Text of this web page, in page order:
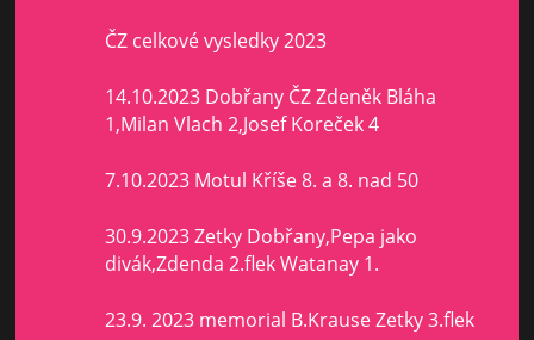
ČZ celkové vysledky 2023
14.10.2023 Dobřany ČZ Zdeněk Bláha
1,Milan Vlach 2,Josef Koreček 4
7.10.2023 Motul Kříše 8. a 8. nad 50
30.9.2023 Zetky Dobřany,Pepa jako
divák,Zdenda 2.flek Watanay 1.
23.9. 2023 memorial B.Krause Zetky 3.flek